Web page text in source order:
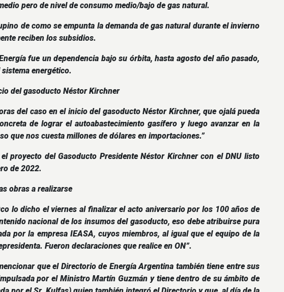
pero de nivel de consumo medio/bajo de gas natural.
de como se empunta la demanda de gas natural durante el invierno
reciben los subsidios.
fue un dependencia bajo su órbita, hasta agosto del año pasado,
energético.
del gasoducto Néstor Kirchner
del caso en el inicio del gasoducto Néstor Kirchner, que ojalá pueda
de lograr el autoabastecimiento gasífero y luego avanzar en la
que nos cuesta millones de dólares en importaciones.”
proyecto del Gasoducto Presidente Néstor Kirchner con el DNU listo
de 2022.
obras a realizarse
lo dicho el viernes al finalizar el acto aniversario por los 100 años de
nacional de los insumos del gasoducto, eso debe atribuirse pura
por la empresa IEASA, cuyos miembros, al igual que el equipo de la
Fueron declaraciones que realice en ON”.
que el Directorio de Energía Argentina también tiene entre sus
por el Ministro Martín Guzmán y tiene dentro de su ámbito de